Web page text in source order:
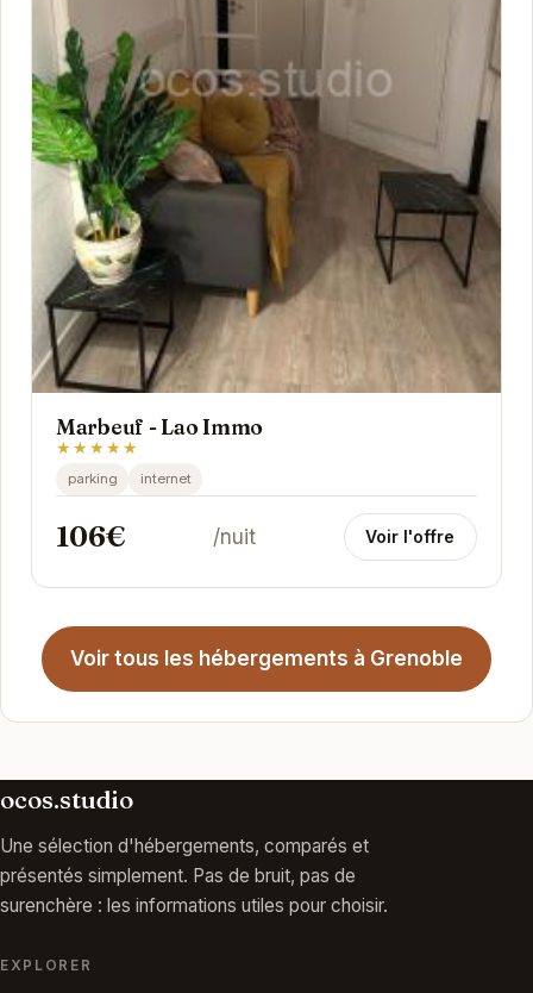
Marbeuf - Lao Immo
★★★★★
parking internet
106€ /nuit Voir l'offre
Voir tous les hébergements à Grenoble
ocos.studio
Une sélection d'hébergements, comparés et
présentés simplement. Pas de bruit, pas de
surenchère : les informations utiles pour choisir.
EXPLORER